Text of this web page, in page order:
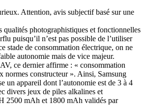
Attention, avis subjectif basé sur une
qualités photographistiques et fonctionnelles
puisqu’il n’est pas possible de l’utiliser
stade de consommation électrique, on ne
autonomie mais de vice majeur.
ce dernier affirme : « consommation
normes constructeur ». Ainsi, Samsung
un appareil dont l’autonomie est de 3 à 4
divers jeux de piles alkalines et
2500 mAh et 1800 mAh validés par